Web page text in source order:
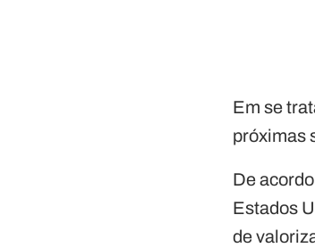
Em se
próximas
De
Estados
de